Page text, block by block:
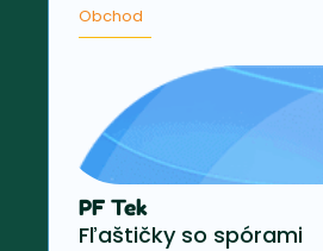
Obchod
PF Tek
Fľaštičky so spórami